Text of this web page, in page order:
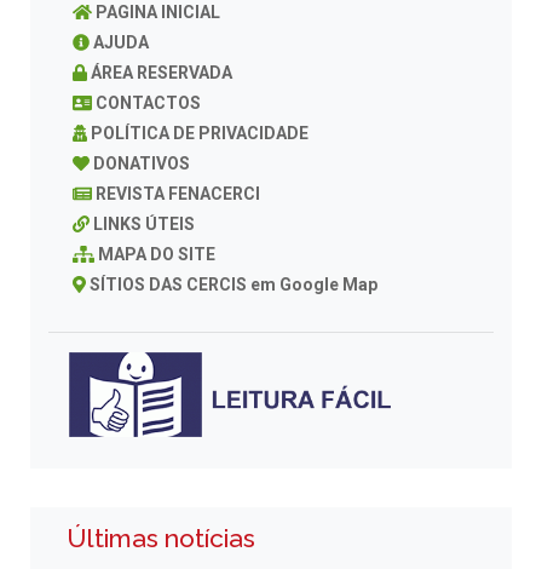
PAGINA INICIAL
AJUDA
ÁREA RESERVADA
CONTACTOS
POLÍTICA DE PRIVACIDADE
DONATIVOS
REVISTA FENACERCI
LINKS ÚTEIS
MAPA DO SITE
SÍTIOS DAS CERCIS em Google Map
Últimas notícias